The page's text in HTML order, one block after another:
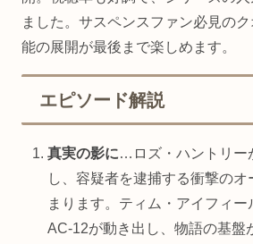
ました。サスペンスファン必見の
能の展開が最後まで楽しめます。
エピソード解説
真実の影に…ロズ・ハントリー
し、容疑者を逮捕する衝撃の
まります。ティム・アイフィー
AC-12が動き出し、物語の基盤